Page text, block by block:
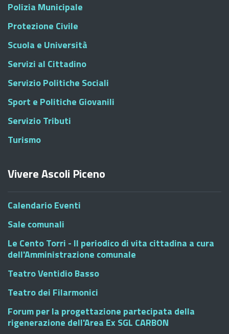
Polizia Municipale
Protezione Civile
Scuola e Università
Servizi al Cittadino
Servizio Politiche Sociali
Sport e Politiche Giovanili
Servizio Tributi
Turismo
Vivere Ascoli Piceno
Calendario Eventi
Sale comunali
Le Cento Torri - Il periodico di vita cittadina a cura
dell'Amministrazione comunale
Teatro Ventidio Basso
Teatro dei Filarmonici
Forum per la progettazione partecipata della
rigenerazione dell'Area Ex SGL CARBON